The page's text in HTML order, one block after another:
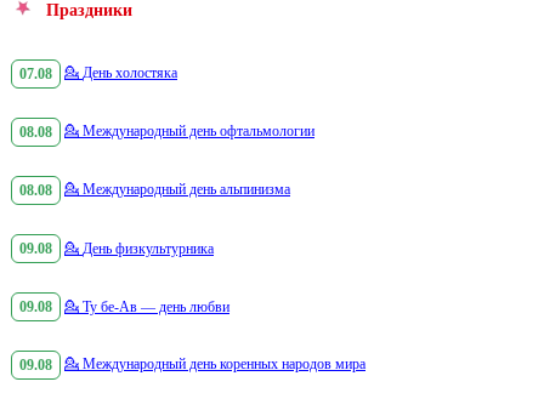
Праздники
07.08 💁 День холостяка
08.08 💁 Международный день офтальмологии
08.08 💁 Международный день альпинизма
09.08 💁 День физкультурника
09.08 💁 Ту бе-Ав — день любви
09.08 💁 Международный день коренных народов мира